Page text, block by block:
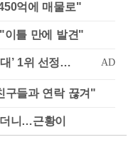
억에 매물로"
이틀 만에 발견"
구들과 연락 끊겨"
니…근황이